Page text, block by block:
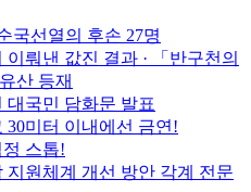
국선열의 후손 27명
뤄낸 값진 결과 · 「반구천의
산 등재
대국민 담화문 발표
미터 이내에선 금연!
스톱!
지원체계 개선 방안 각계 전문